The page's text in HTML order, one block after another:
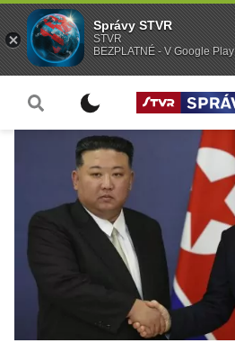
Správy STVR
STVR
BEZPLATNÉ - V Google Play